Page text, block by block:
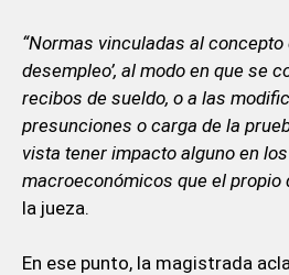
“Normas vinculadas al concepto
desempleo’, al modo en que se
recibos de sueldo, o a las
presunciones o carga de la
vista tener impacto alguno en
macroeconómicos que el propio
la jueza.
En ese punto, la magistrada